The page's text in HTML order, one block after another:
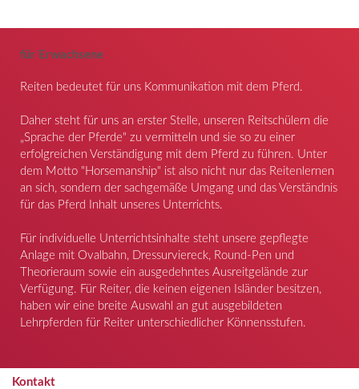
für Erwachsene
Reiten bedeutet für uns Kommunikation mit dem Pferd.
Daher steht für uns an erster Stelle, unseren Reitschülern die
„Sprache der Pferde" zu vermitteln und sie so zu einer
erfolgreichen Verständigung mit dem Pferd zu führen. Unter
dem Motto "Horsemanship" ist also nicht nur das Reitenlernen
an sich, sondern der sachgemäße Umgang und das Verständnis
für das Pferd Inhalt unseres Unterrichts.
Für individuelle Unterrichtsinhalte steht unsere gepflegte
Anlage mit Ovalbahn, Dressurviereck, Round-Pen und
Theorieraum sowie ein ausgedehntes Ausreitgelände zur
Verfügung. Für Reiter, die keinen eigenen Isländer besitzen,
haben wir eine breite Auswahl an gut ausgebildeten
Lehrpferden für Reiter unterschiedlicher Könnensstufen.
Kontakt